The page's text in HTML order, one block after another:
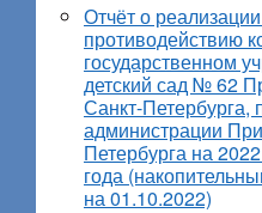
Отчёт о
противодействию
государственном
детский сад № 62
Санкт-Петербурга,
администрации
Петербурга на
года
на 01.10.2022)